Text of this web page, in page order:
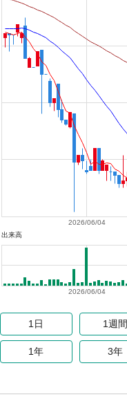
2026/06/04
出来高
2026/06/04
1日 1週間
1年 3年